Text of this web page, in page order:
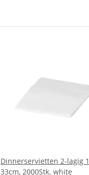
Dinnerservietten 2-lagig
33cm, 2000Stk. white